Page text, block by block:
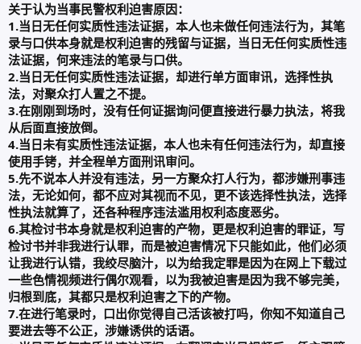
关于认为当事民警权利迫害原因：
1.当日无任何实质性违法证据，本人也未做任何违法行为，其笔
录与口供本身就是权利迫害的残留与证据，当日无任何实质性违
法证据，何来违法的笔录与口供。
2.当日无任何实质性违法证据，却进行单方面审讯，选择性执
法，对聚众打人置之不提。
3.在刚刚到场时，没有任何证据询问便直接进行暴力执法，将我
从后面直接放倒。
4.当日未有实质性违法证据，本人也未有任何违法行为，却直接
使用手铐，并全程单方面刑讯审问。
5.先不说本人并没有违法，另一方聚众打人行为，都涉嫌刑事违
法，无论如何，都不应对其视而不见，更不该选择性执法，选择
性执法就算了，还各种程序违法滥用权利态度恶劣。
6.其检讨书本身就是权利迫害的产物，更是权利迫害的罪证，写
检讨书并非我进行认罪，而是被迫害情况下只能如此，他们必须
让我进行认错，我绞尽脑汁，以为给我定罪是因为在网上下载过
一些色情视频进行偶尔观看，以为我被迫害是因为我不够完美，
归根到底，其都只是权利迫害之下的产物。
7.在进行笔录时，口出你觉得自己活该被打吗，你知不知道自己
要进去等不公正，涉嫌诱供的话语。